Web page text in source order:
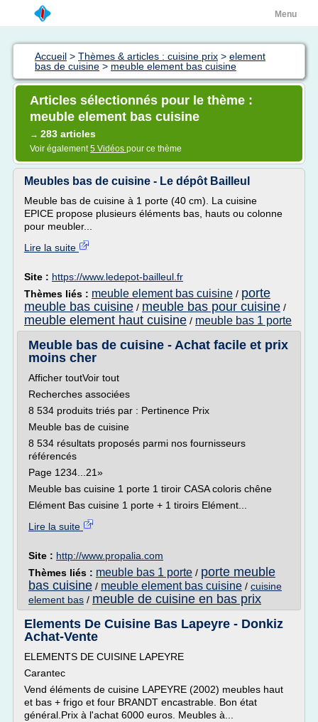
Menu
Accueil > Thèmes & articles : cuisine prix > element
bas de cuisine > meuble element bas cuisine
Articles sélectionnés pour le thème :
meuble element bas cuisine
→ 283 articles
Voir également5 Vidéos pour ce thème
Meubles bas de cuisine - Le dépôt Bailleul
Meuble bas de cuisine à 1 porte (40 cm). La cuisine
EPICE propose plusieurs éléments bas, hauts ou colonne
pour meubler...
Lire la suite
Site : https://www.ledepot-bailleul.fr
Thèmes liés : meuble element bas cuisine / porte
meuble bas cuisine / meuble bas pour cuisine /
meuble element haut cuisine / meuble bas 1 porte
Meuble bas de cuisine - Achat facile et prix
moins cher
Afficher toutVoir tout
Recherches associées
8 534 produits triés par : Pertinence Prix
Meuble bas de cuisine
8 534 résultats proposés parmi nos fournisseurs
référencés
Page 1234...21»
Meuble bas cuisine 1 porte 1 tiroir CASA coloris chêne
Elément Bas cuisine 1 porte + 1 tiroirs Elément...
Lire la suite
Site : http://www.propalia.com
Thèmes liés : meuble bas 1 porte / porte meuble
bas cuisine / meuble element bas cuisine / cuisine
element bas / meuble de cuisine en bas prix
Elements De Cuisine Bas Lapeyre - Donkiz
Achat-Vente
ELEMENTS DE CUISINE LAPEYRE
Carantec
Vend éléments de cuisine LAPEYRE (2002) meubles haut
et bas + frigo et four BRANDT encastrable. Bon état
général.Prix à l'achat 6000 euros. Meubles à...